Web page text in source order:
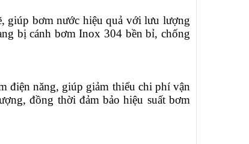
giúp bơm nước hiệu quả với lưu lượng
bị cánh bơm Inox 304 bền bỉ, chống
điện năng, giúp giảm thiểu chi phí vận
đồng thời đảm bảo hiệu suất bơm